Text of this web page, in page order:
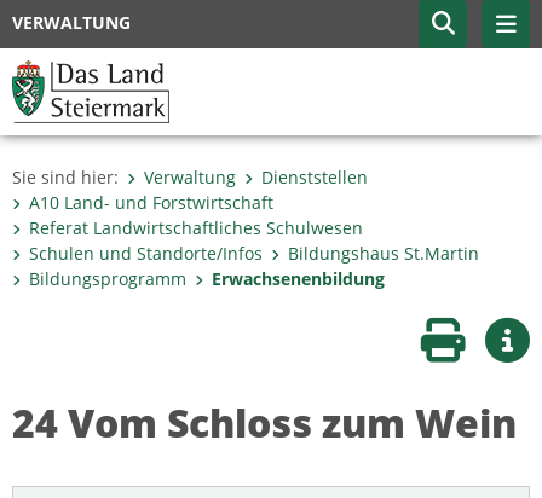
VERWALTUNG
Sie sind hier: Verwaltung
Dienststellen
A10 Land- und Forstwirtschaft
Referat Landwirtschaftliches Schulwesen
Schulen und Standorte/Infos
Bildungshaus St.Martin
Bildungsprogramm
Erwachsenenbildung
Seite
24 Vom Schloss zum Wein